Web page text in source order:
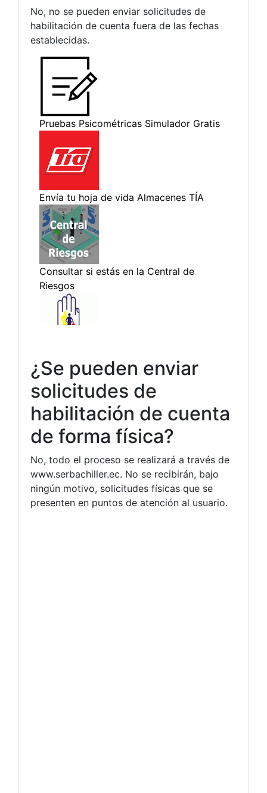
No, no se pueden enviar solicitudes de
habilitación de cuenta fuera de las fechas
establecidas.
¿Se pueden enviar
solicitudes de
habilitación de cuenta
de forma física?
No, todo el proceso se realizará a través de
www.serbachiller.ec. No se recibirán, bajo
ningún motivo, solicitudes físicas que se
presenten en puntos de atención al usuario.